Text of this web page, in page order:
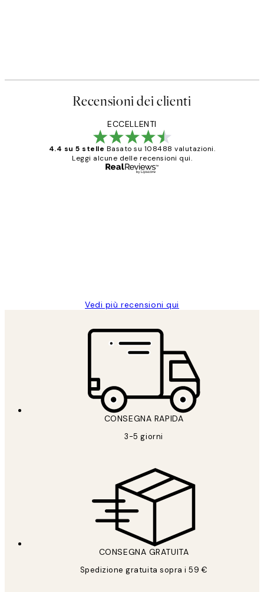
Recensioni dei clienti
ECCELLENTI
4.4 su 5 stelle Basato su 108488 valutazioni.
Leggi alcune delle recensioni qui.
Vedi più recensioni qui
CONSEGNA RAPIDA
3-5 giorni
CONSEGNA GRATUITA
Spedizione gratuita sopra i 59 €